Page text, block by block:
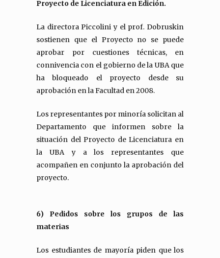
Proyecto de Licenciatura en Edición.
La directora Piccolini y el prof. Dobruskin
sostienen que el Proyecto no se puede
aprobar por cuestiones técnicas, en
connivencia con el gobierno de la UBA que
ha bloqueado el proyecto desde su
aprobación en la Facultad en 2008.
Los representantes por minoría solicitan al
Departamento que informen sobre la
situación del Proyecto de Licenciatura en
la UBA y a los representantes que
acompañen en conjunto la aprobación del
proyecto.
6) Pedidos sobre los grupos de las
materias
Los estudiantes de mayoría piden que los